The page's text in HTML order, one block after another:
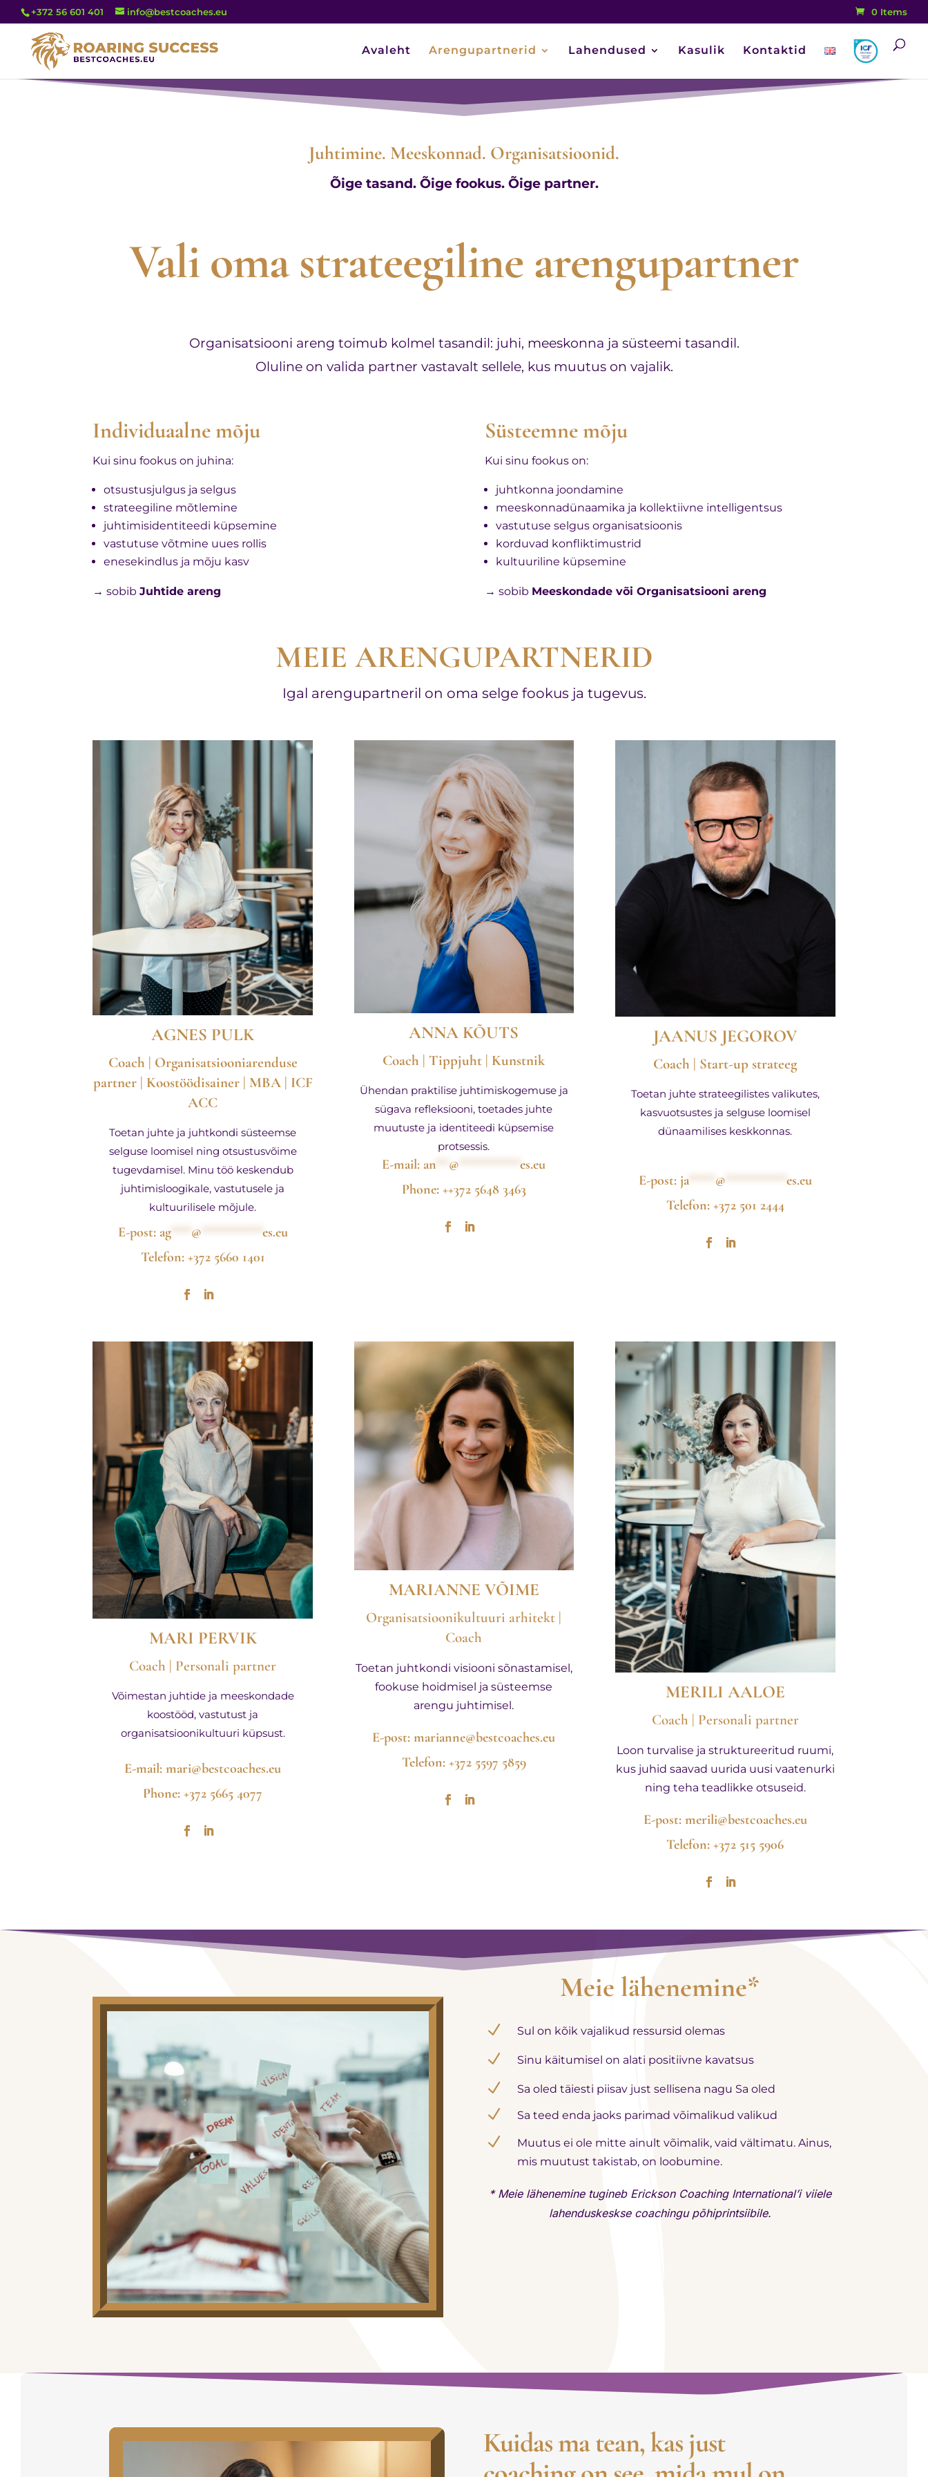
+372 56 601 401 info@bestcoaches.eu 0 Items
Avaleht Arengupartnerid Lahendused Kasulik Kontaktid
Juhtimine. Meeskonnad. Organisatsioonid.
Õige tasand. Õige fookus. Õige partner.
Vali oma strateegiline arengupartner
Organisatsiooni areng toimub kolmel tasandil: juhi, meeskonna ja süsteemi tasandil.
Oluline on valida partner vastavalt sellele, kus muutus on vajalik.
Individuaalne mõju
Kui sinu fookus on juhina:
otsustusjulgus ja selgus
strateegiline mõtlemine
juhtimisidentiteedi küpsemine
vastutuse võtmine uues rollis
enesekindlus ja mõju kasv
→ sobibJuhtide areng
Süsteemne mõju
Kui sinu fookus on:
juhtkonna joondamine
meeskonnadünaamika ja kollektiivne intelligentsus
vastutuse selgus organisatsioonis
korduvad konfliktimustrid
kultuuriline küpsemine
→ sobib Meeskondade või Organisatsiooni areng
MEIE ARENGUPARTNERID
Igal arengupartneril on oma selge fookus ja tugevus.
AGNES PULK
Coach | Organisatsiooniarenduse
partner | Koostöödisainer | MBA | ICF
ACC
Toetan juhte ja juhtkondi süsteemse
selguse loomisel ning otsustusvõime
tugevdamisel. Minu töö keskendub
juhtimisloogikale, vastutusele ja
kultuurilisele mõjule.
E-post: ag*** @ ********* es.eu
Telefon: +372 5660 1401
ANNA KÕUTS
Coach | Tippjuht | Kunstnik
Ühendan praktilise juhtimiskogemuse ja
sügava refleksiooni, toetades juhte
muutuste ja identiteedi küpsemise
protsessis.
E-mail:an ** @ *********es.eu
Phone: ++372 5648 3463
JAANUS JEGOROV
Coach | Start-up strateeg
Toetan juhte strateegilistes valikutes,
kasvuotsustes ja selguse loomisel
dünaamilises keskkonnas.
E-post: ja**** @ ********* es.eu
Telefon: +372 501 2444
MARI PERVIK
Coach | Personali partner
Võimestan juhtide ja meeskondade
koostööd, vastutust ja
organisatsioonikultuuri küpsust.
E-mail:mari@bestcoaches.eu
Phone: +372 5665 4077
MARIANNE VÕIME
Organisatsioonikultuuri arhitekt |
Coach
Toetan juhtkondi visiooni sõnastamisel,
fookuse hoidmisel ja süsteemse
arengu juhtimisel.
E-post:marianne@bestcoaches.eu
Telefon: +372 5597 5859
MERILI AALOE
Coach | Personali partner
Loon turvalise ja struktureeritud ruumi,
kus juhid saavad uurida uusi vaatenurki
ning teha teadlikke otsuseid.
E-post: merili@bestcoaches.eu
Telefon: +372 515 5906
Meie lähenemine*
N Sul on kõik vajalikud ressursid olemas
N Sinu käitumisel on alati positiivne kavatsus
N Sa oled täiesti piisav just sellisena nagu Sa oled
N Sa teed enda jaoks parimad võimalikud valikud
N
Muutus ei ole mitte ainult võimalik, vaid vältimatu. Ainus,
mis muutust takistab, on loobumine.
* Meie lähenemine tugineb Erickson Coaching International’i viiele
lahenduskeskse coachingu põhiprintsiibile.
Kuidas ma tean, kas just